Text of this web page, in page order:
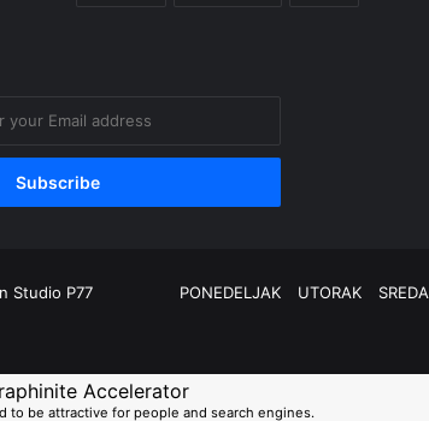
Studio P77 PONEDELJAK UTORAK SREDA
Accelerator
to be attractive for people and search engines.